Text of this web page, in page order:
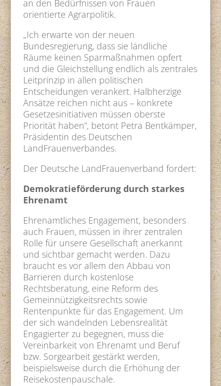
an den Bedürfnissen von Frauen
orientierte Agrarpolitik.
„Ich erwarte von der neuen
Bundesregierung, dass sie ländliche
Räume keinen Sparmaßnahmen opfert
und die Gleichstellung endlich als zentrales
Leitprinzip in allen politischen
Entscheidungen verankert. Halbherzige
Ansätze reichen nicht aus – konkrete
Gesetzesinitiativen müssen oberste
Priorität haben“, betont Petra Bentkämper,
Präsidentin des Deutschen
LandFrauenverbandes.
Der Deutsche LandFrauenverband fordert:
Demokratieförderung durch starkes
Ehrenamt
Ehrenamtliches Engagement, besonders
auch Frauen, müssen in ihrer zentralen
Rolle für unsere Gesellschaft anerkannt
und sichtbar gemacht werden. Dazu
braucht es vor allem den Abbau von
Barrieren durch kostenlose
Rechtsberatung, eine Reform des
Gemeinnützigkeitsrechts sowie
Rentenpunkte für das Engagement. Um
der sich wandelnden Lebensrealität
Engagierter zu begegnen, muss die
Vereinbarkeit von Ehrenamt und Beruf
bzw. Sorgearbeit gestärkt werden,
beispielsweise durch die Erhöhung der
Reisekostenpauschale.